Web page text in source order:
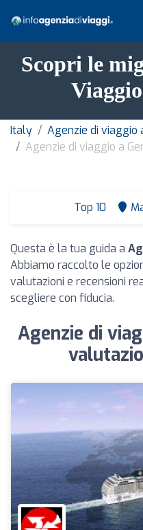
Scopri le
Italy
Agenzie di viaggio
Agenzie di viaggio a
Top 10
Questa è la tua guida a
Abbiamo raccolto le
valutazioni e recensioni
scegliere con fiducia.
Agenzie di